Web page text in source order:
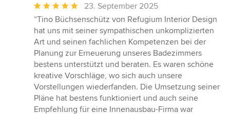
Durchschnittliche
Bewertung:
5
von
5
Sternen
23. September 2025
“Tino Büchsenschütz von Refugium Interior Design
hat uns mit seiner sympathischen unkomplizierten
Art und seinen fachlichen Kompetenzen bei der
Planung zur Erneuerung unseres Badezimmers
bestens unterstützt und beraten. Es waren schöne
kreative Vorschläge, wo sich auch unsere
Vorstellungen wiederfanden. Die Umsetzung seiner
Pläne hat bestens funktioniert und auch seine
Empfehlung für eine Innenausbau-Firma war